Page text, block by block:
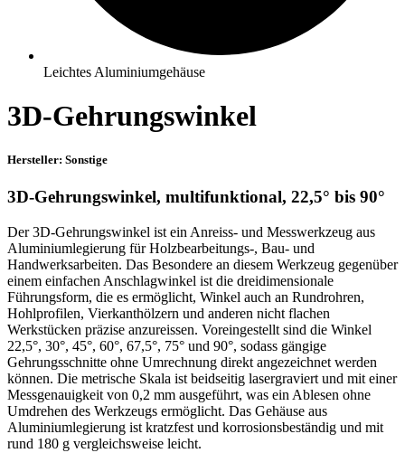
Leichtes Aluminiumgehäuse
3D-Gehrungswinkel
Hersteller: Sonstige
3D-Gehrungswinkel, multifunktional, 22,5° bis 90°
Der 3D-Gehrungswinkel ist ein Anreiss- und Messwerkzeug aus
Aluminiumlegierung für Holzbearbeitungs-, Bau- und
Handwerksarbeiten. Das Besondere an diesem Werkzeug gegenüber
einem einfachen Anschlagwinkel ist die dreidimensionale
Führungsform, die es ermöglicht, Winkel auch an Rundrohren,
Hohlprofilen, Vierkanthölzern und anderen nicht flachen
Werkstücken präzise anzureissen. Voreingestellt sind die Winkel
22,5°, 30°, 45°, 60°, 67,5°, 75° und 90°, sodass gängige
Gehrungsschnitte ohne Umrechnung direkt angezeichnet werden
können. Die metrische Skala ist beidseitig lasergraviert und mit einer
Messgenauigkeit von 0,2 mm ausgeführt, was ein Ablesen ohne
Umdrehen des Werkzeugs ermöglicht. Das Gehäuse aus
Aluminiumlegierung ist kratzfest und korrosionsbeständig und mit
rund 180 g vergleichsweise leicht.